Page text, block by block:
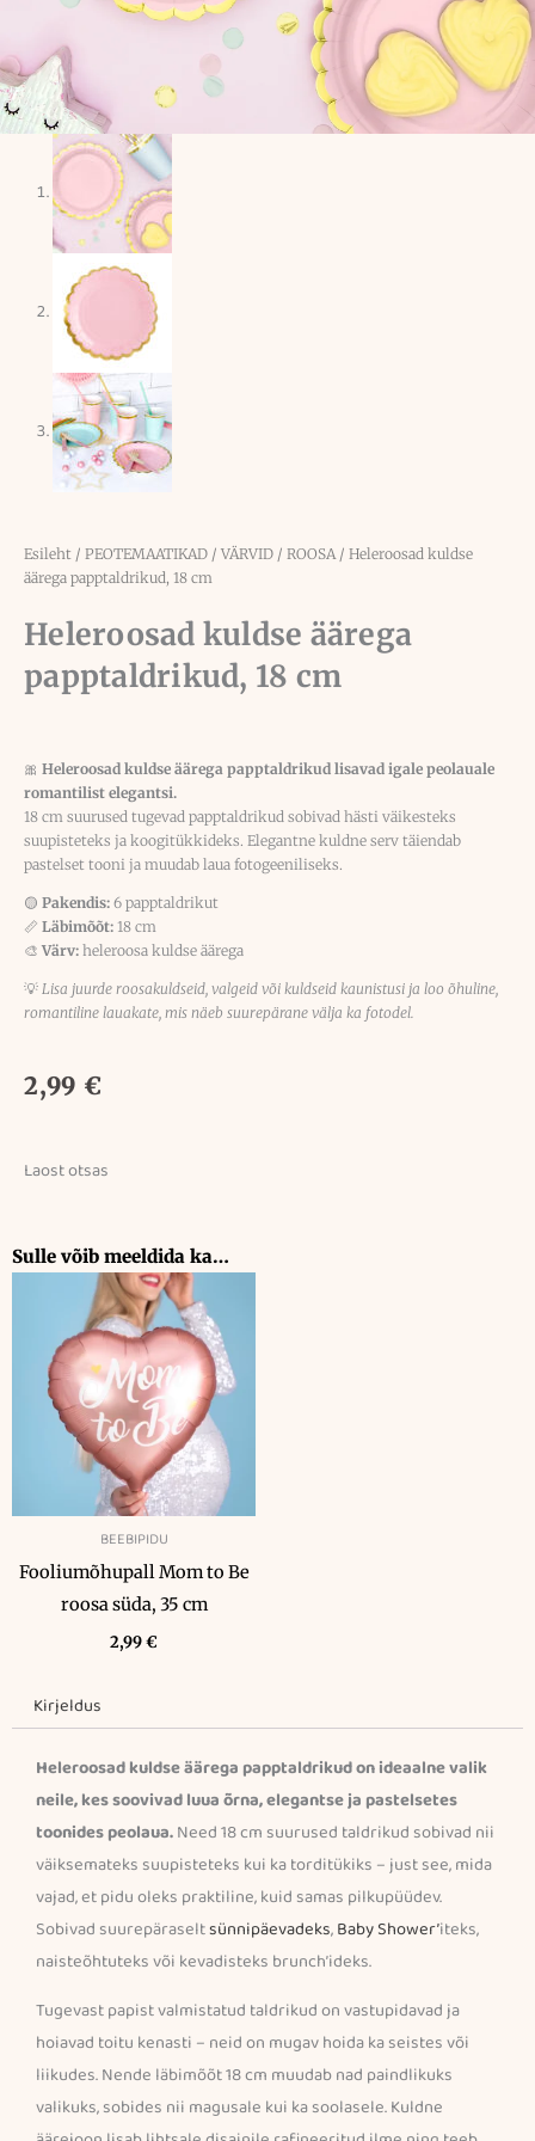
Esileht / PEOTEMAATIKAD / VÄRVID / ROOSA / Heleroosad kuldse
äärega papptaldrikud, 18 cm
Heleroosad kuldse äärega
papptaldrikud, 18 cm
🎀 Heleroosad kuldse äärega papptaldrikud lisavad igale peolauale
romantilist elegantsi.
18 cm suurused tugevad papptaldrikud sobivad hästi väikesteks
suupisteteks ja koogitükkideks. Elegantne kuldne serv täiendab
pastelset tooni ja muudab laua fotogeeniliseks.
🟡 Pakendis: 6 papptaldrikut
📏 Läbimõõt: 18 cm
🎨 Värv: heleroosa kuldse äärega
💡 Lisa juurde roosakuldseid, valgeid või kuldseid kaunistusi ja loo õhuline,
romantiline lauakate, mis näeb suurepärane välja ka fotodel.
2,99 €
Laost otsas
Sulle võib meeldida ka…
BEEBIPIDU
Fooliumõhupall Mom to Be
roosa süda, 35 cm
2,99€
Kirjeldus
Heleroosad kuldse äärega papptaldrikud on ideaalne valik
neile, kes soovivad luua õrna, elegantse ja pastelsetes
toonides peolaua.Need 18 cm suurused taldrikud sobivad nii
väiksemateks suupisteteks kui ka torditükiks – just see, mida
vajad, et pidu oleks praktiline, kuid samas pilkupüüdev.
Sobivad suurepäraseltsünnipäevadeks,Baby Shower’iteks,
naisteõhtuteks või kevadisteks brunch’ideks.
Tugevast papist valmistatud taldrikud on vastupidavad ja
hoiavad toitu kenasti – neid on mugav hoida ka seistes või
liikudes. Nende läbimõõt 18 cm muudab nad paindlikuks
valikuks, sobides nii magusale kui ka soolasele. Kuldne